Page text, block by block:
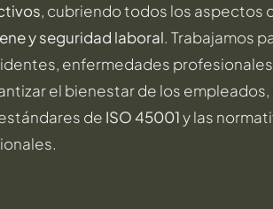
, cubriendo todos los aspectos
y seguridad laboral. Trabajamos
enfermedades
el bienestar de los
de ISO 45001y las